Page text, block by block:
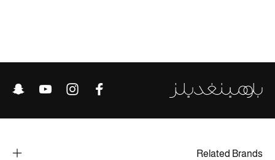
Related Brands